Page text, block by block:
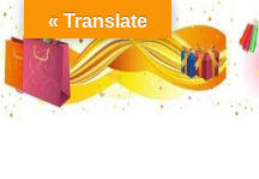
Translate »